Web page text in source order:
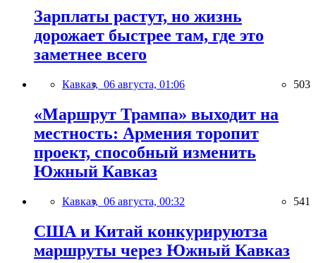
Зарплаты растут, но жизнь
дорожает быстрее там, где это
заметнее всего
Кавказ, 06 августа, 01:06 503
«Маршрут Трампа» выходит на
местность: Армения торопит
проект, способный изменить
Южный Кавказ
Кавказ, 06 августа, 00:32 541
США и Китай конкурируютза
маршруты через Южный Кавказ